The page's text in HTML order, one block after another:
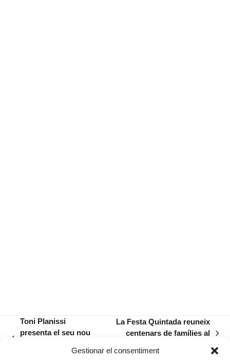
Gestionar el consentiment
Toni Planissi
presenta el seu nou
post:
La Festa Quintada reuneix
centenars de famílies al